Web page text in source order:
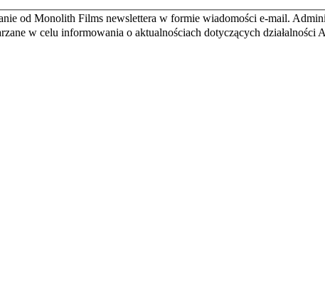
od Monolith Films newslettera w formie wiadomości e-mail.
w celu informowania o aktualnościach dotyczących działalności